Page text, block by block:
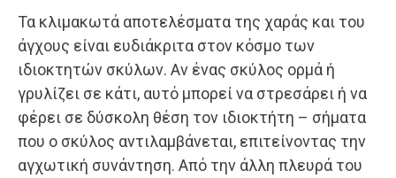
Τα κλιμακωτά αποτελέσματα της χαράς και του
άγχους είναι ευδιάκριτα στον κόσμο των
ιδιοκτητών σκύλων. Αν ένας σκύλος ορμά ή
γρυλίζει σε κάτι, αυτό μπορεί να στρεσάρει ή να
φέρει σε δύσκολη θέση τον ιδιοκτήτη – σήματα
που ο σκύλος αντιλαμβάνεται, επιτείνοντας την
αγχωτική συνάντηση. Από την άλλη πλευρά του